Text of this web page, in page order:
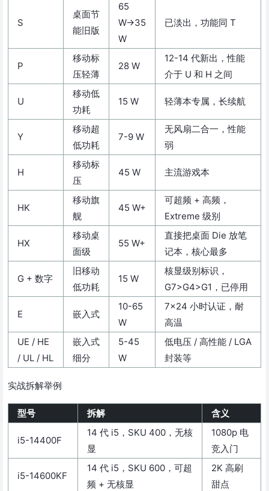
S
桌面节
能旧版
65
W→35
W
已淡出，功能同 T
P
移动标
压轻薄
28 W
12-14 代新出，性能
介于 U 和 H 之间
U
移动低
功耗
15 W 轻薄本专属，长续航
Y
移动超
低功耗
7-9 W
无风扇二合一，性能
弱
H
移动标
压
45 W 主流游戏本
HK
移动旗
舰
45 W+
可超频 + 高频，
Extreme 级别
HX
移动桌
面级
55 W+
直接把桌面 Die 放笔
记本，核心最多
G + 数字
旧移动
低功耗
15 W
核显级别标识，
G7>G4>G1，已停用
E 嵌入式
10-65
W
7×24 小时认证，耐
高温
UE / HE
/ UL / HL
嵌入式
细分
5-45
W
低电压 / 高性能 / LGA
封装等
实战拆解举例
型号 拆解 含义
i5-14400F
14 代 i5，SKU 400，无核
显
1080p 电
竞入门
i5-14600KF
14 代 i5，SKU 600，可超
频 + 无核显
2K 高刷
甜点